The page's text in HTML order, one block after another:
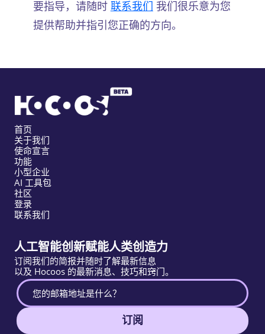
要指导，请随时 联系我们
我们很乐意为您
提供帮助并指引您正确的方向。
首页
关于我们
使命宣言
功能
小型企业
AI 工具包
社区
登录
联系我们
人工智能创新赋能人类创造力
订阅我们的简报并随时了解最新信息
以及 Hocoos 的最新消息、技巧和窍门。
订阅